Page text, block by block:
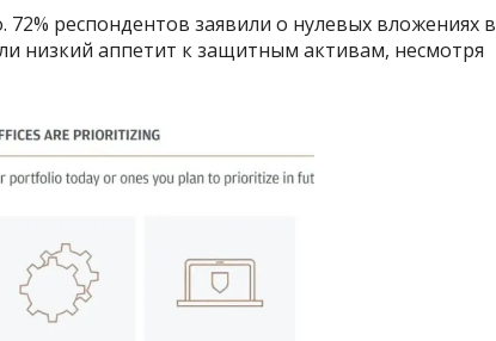
респондентов заявили о нулевых вложениях в
низкий аппетит к защитным активам, несмотря